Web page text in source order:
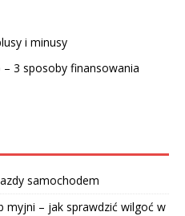
i minusy
3 sposoby finansowania
samochodem
myjni – jak sprawdzić wilgoć w